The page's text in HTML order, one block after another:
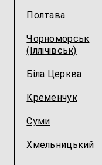
Полтава
Чорноморськ
(Іллічівськ)
Біла Церква
Кременчук
Суми
Хмельницький